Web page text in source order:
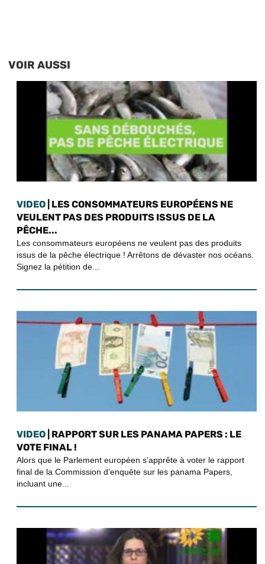
VOIR AUSSI
VIDEO | LES CONSOMMATEURS EUROPÉENS NE
VEULENT PAS DES PRODUITS ISSUS DE LA
PÊCHE...
Les consommateurs européens ne veulent pas des produits
issus de la pêche électrique ! Arrêtons de dévaster nos océans.
Signez la pétition de...
VIDEO | RAPPORT SUR LES PANAMA PAPERS : LE
VOTE FINAL !
Alors que le Parlement européen s’apprête à voter le rapport
final de la Commission d’enquête sur les panama Papers,
incluant une...